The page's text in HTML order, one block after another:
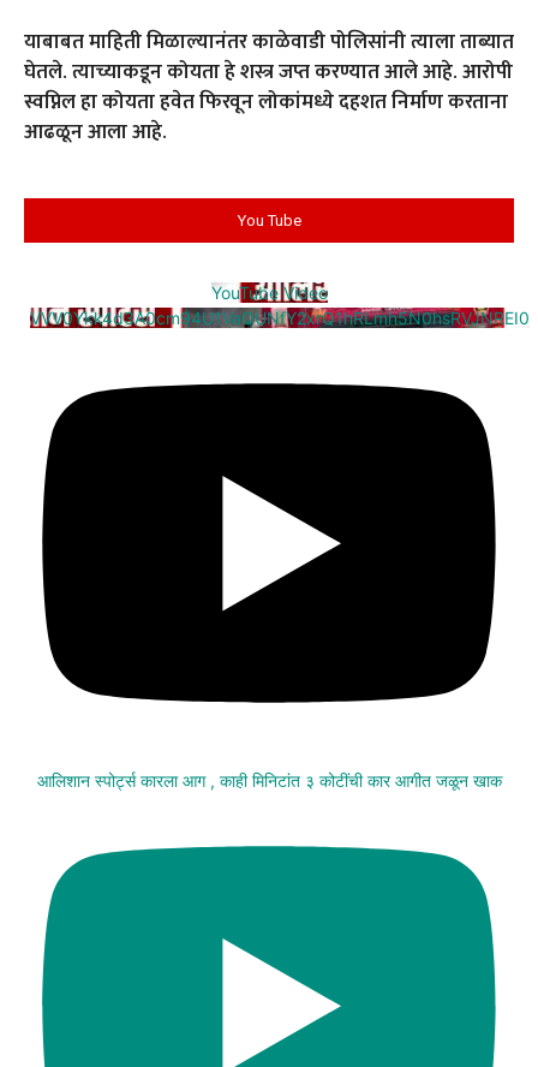
याबाबत माहिती मिळाल्यानंतर काळेवाडी पोलिसांनी त्याला ताब्यात
घेतले. त्याच्याकडून कोयता हे शस्त्र जप्त करण्यात आले आहे. आरोपी
स्वप्निल हा कोयता हवेत फिरवून लोकांमध्ये दहशत निर्माण करताना
आढळून आला आहे.
You Tube
YouTube Video
VVV0Ykk4d3A0cm94U1VaQUNfY2xrQ1hRLmh5N0hsRVJNREI0
आलिशान स्पोर्ट्स कारला आग , काही मिनिटांत ३ कोटींची कार आगीत जळून खाक